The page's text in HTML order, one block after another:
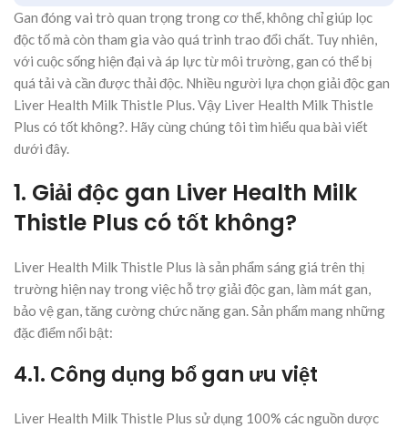
Gan đóng vai trò quan trọng trong cơ thể, không chỉ giúp lọc
độc tố mà còn tham gia vào quá trình trao đổi chất. Tuy nhiên,
với cuộc sống hiện đại và áp lực từ môi trường, gan có thể bị
quá tải và cần được thải độc. Nhiều người lựa chọn giải độc gan
Liver Health Milk Thistle Plus. Vậy Liver Health Milk Thistle
Plus có tốt không?. Hãy cùng chúng tôi tìm hiểu qua bài viết
dưới đây.
1. Giải độc gan Liver Health Milk
Thistle Plus có tốt không?
Liver Health Milk Thistle Plus là sản phẩm sáng giá trên thị
trường hiện nay trong việc hỗ trợ giải độc gan, làm mát gan,
bảo vệ gan, tăng cường chức năng gan. Sản phẩm mang những
đặc điểm nổi bật:
4.1. Công dụng bổ gan ưu việt
Liver Health Milk Thistle Plus sử dụng 100% các nguồn dược